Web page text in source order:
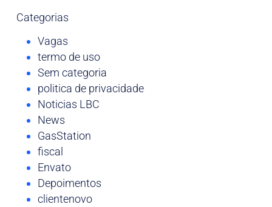
Categorias
Vagas
termo de uso
Sem categoria
politica de privacidade
Noticias LBC
News
GasStation
fiscal
Envato
Depoimentos
clientenovo